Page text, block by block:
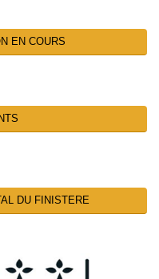
EN COURS
DU FINISTERE